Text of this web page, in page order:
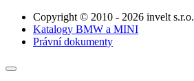
Copyright © 2010 - 2026 invelt s.r.o.
Katalogy BMW a MINI
Právní dokumenty